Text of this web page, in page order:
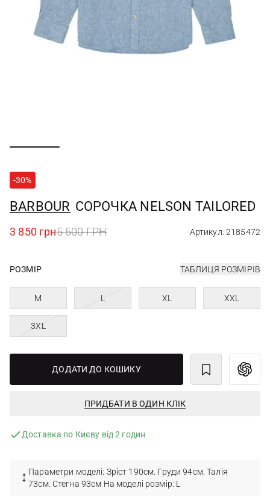
-30%
BARBOUR СОРОЧКА NELSON TAILORED
3 850 грн5 500 ГРН Артикул: 2185472
РОЗМІР ТАБЛИЦЯ РОЗМІРІВ
M L XL XXL
3XL
ДОДАТИ ДО КОШИКУ
ПРИДБАТИ В ОДИН КЛІК
Доставка по Києву від 2 годин
Параметри моделі: Зріст 190см. Груди 94см. Талія
73см. Стегна 93см На моделі розмір: L